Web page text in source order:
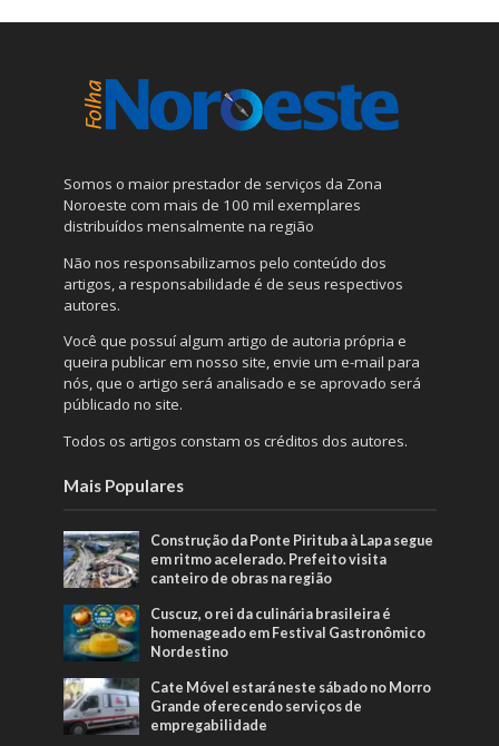
Somos o maior prestador de serviços da Zona
Noroeste com mais de 100 mil exemplares
distribuídos mensalmente na região
Não nos responsabilizamos pelo conteúdo dos
artigos, a responsabilidade é de seus respectivos
autores.
Você que possuí algum artigo de autoria própria e
queira publicar em nosso site, envie um e-mail para
nós, que o artigo será analisado e se aprovado será
públicado no site.
Todos os artigos constam os créditos dos autores.
Mais Populares
Construção da Ponte Pirituba à Lapa segue
em ritmo acelerado. Prefeito visita
canteiro de obras na região
Cuscuz, o rei da culinária brasileira é
homenageado em Festival Gastronômico
Nordestino
Cate Móvel estará neste sábado no Morro
Grande oferecendo serviços de
empregabilidade